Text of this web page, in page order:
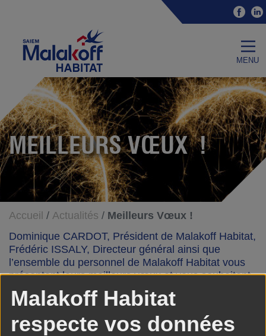
Malakoff Habitat
respecte vos données
Malakoff Habitat
MEILLEURS VŒUX !
Accueil Actualités
Meilleurs Vœux !
Dominique CARDOT, Président de Malakoff Habitat,
Frédéric ISSALY, Directeur général ainsi que
l’ensemble du personnel de Malakoff Habitat vous
présentent leurs meilleurs vœux et vous souhaitent
une très bonne année 2022 !